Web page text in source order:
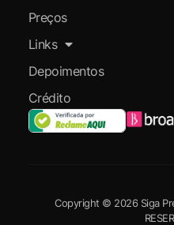
Preços
Links
Depoimentos
Crédito
Copyright © 2026 Siga